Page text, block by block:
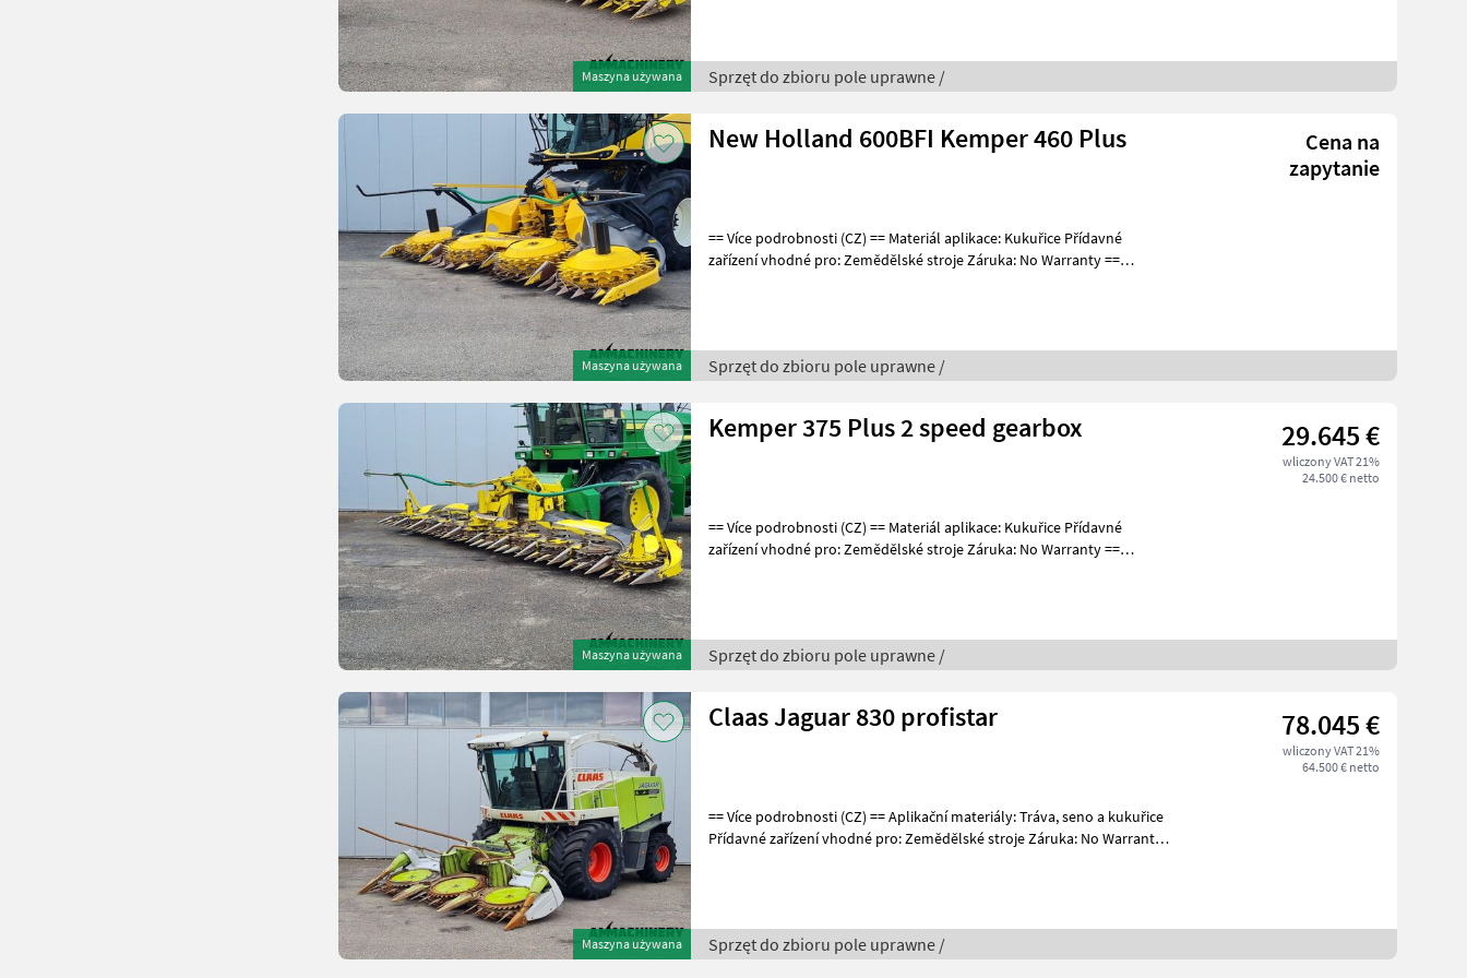
Maszyna używana Sprzęt do zbioru pole uprawne /
Maszyna używana
New Holland 600BFI Kemper 460 Plus
Cena na
zapytanie
== Více podrobnosti (CZ) == Materiál aplikace: Kukuřice Přídavné
zařízení vhodné pro: Zemědělské stroje Záruka: No Warranty ==
Sprzęt do zbioru pole uprawne /
Maszyna używana
Kemper 375 Plus 2 speed gearbox 29.645 €
wliczony VAT 21%
24.500 € netto
== Více podrobnosti (CZ) == Materiál aplikace: Kukuřice Přídavné
zařízení vhodné pro: Zemědělské stroje Záruka: No Warranty ==
Sprzęt do zbioru pole uprawne /
Maszyna używana
Claas Jaguar 830 profistar 78.045 €
wliczony VAT 21%
64.500 € netto
== Více podrobnosti (CZ) == Aplikační materiály: Tráva, seno a kukuřice
Přídavné zařízení vhodné pro: Zemědělské stroje Záruka: No Warranty
Sprzęt do zbioru pole uprawne /